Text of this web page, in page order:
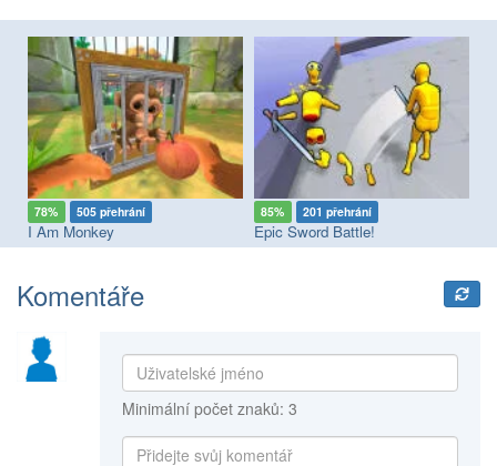
78% 505 přehrání
I Am Monkey
85% 201 přehrání
Epic Sword Battle!
Komentáře
Minimální počet znaků: 3